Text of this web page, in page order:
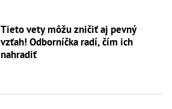
Tieto vety môžu zničiť aj pevný
vzťah! Odborníčka radí, čím ich
nahradiť